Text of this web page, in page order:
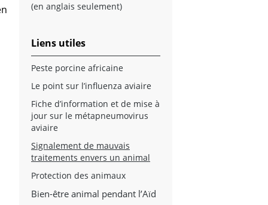
(en anglais seulement)
Liens utiles
Peste porcine africaine
Le point sur l’influenza aviaire
Fiche d’information et de mise à
jour sur le métapneumovirus
aviaire
Signalement de mauvais
traitements envers un animal
Protection des animaux
Bien-être animal pendant l’Aïd